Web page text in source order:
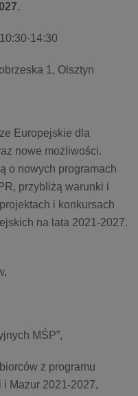
14:30
1, Olsztyn
Europejskie dla
nowe możliwości.
o nowych programach
przybliżą warunki i
i konkursach
na lata 2021-2027.
MŚP”,
z programu
i Mazur 2021-2027,